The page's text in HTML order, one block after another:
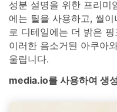
성분 설명을 위한 프리미
에는 틸을 사용하고, 씰
로 디테일에는 더 밝은
이러한 음소거된 아쿠아
울립니다.
media.io를 사용하여 생